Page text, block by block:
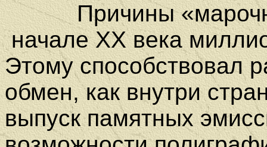
Причины
начале ХХ века
Этому способствовал
обмен, как внутри
выпуск памятных